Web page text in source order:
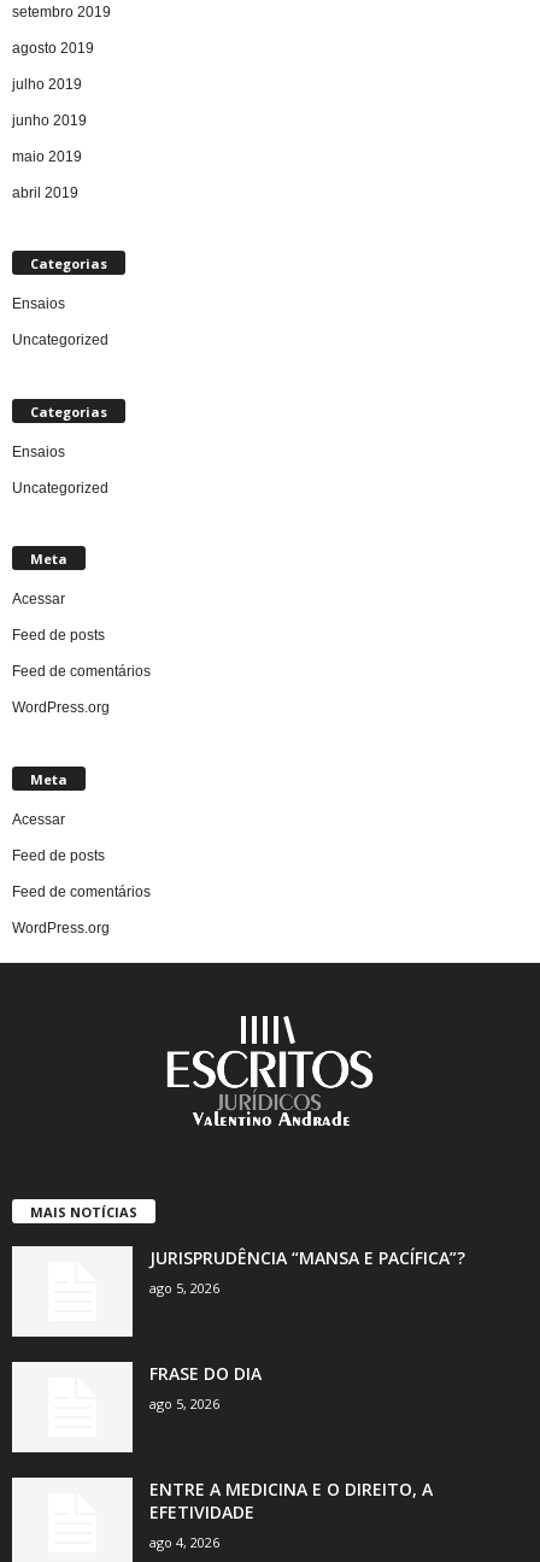
setembro 2019
agosto 2019
julho 2019
junho 2019
maio 2019
abril 2019
Categorias
Ensaios
Uncategorized
Categorias
Ensaios
Uncategorized
Meta
Acessar
Feed de posts
Feed de comentários
WordPress.org
Meta
Acessar
Feed de posts
Feed de comentários
WordPress.org
MAIS NOTÍCIAS
JURISPRUDÊNCIA “MANSA E PACÍFICA”?
ago 5, 2026
FRASE DO DIA
ago 5, 2026
ENTRE A MEDICINA E O DIREITO, A
EFETIVIDADE
ago 4, 2026